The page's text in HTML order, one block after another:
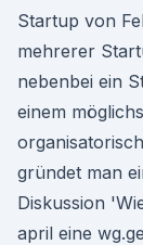
Startup von
mehrerer
nebenbei ein
einem
gründet man
Diskussion
april eine